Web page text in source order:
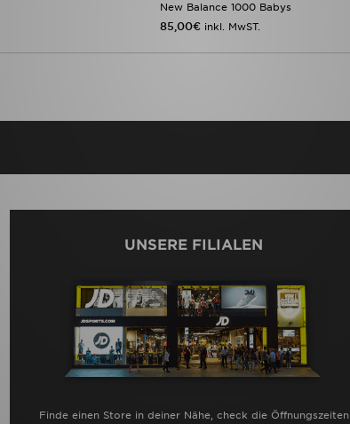
New Balance 1000 Babys
85,00€ inkl. MwST.
UNSERE FILIALEN
Finde einen Store in deiner Nähe, check die Öffnungszeiten